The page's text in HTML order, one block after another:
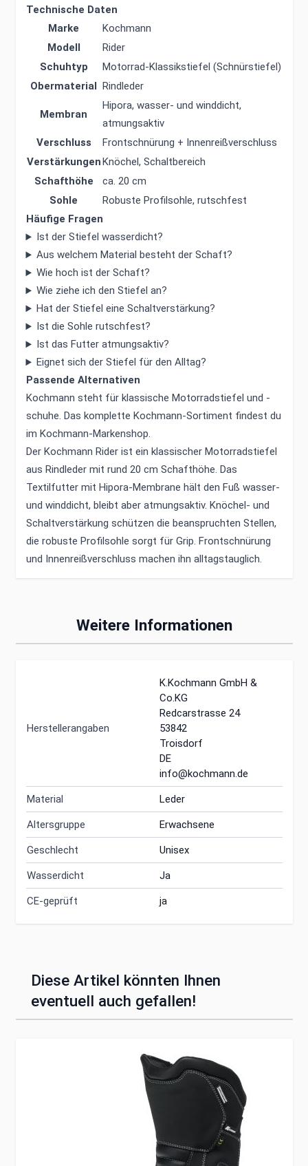
Technische Daten
Marke
Kochmann
Modell
Rider
Schuhtyp
Motorrad-Klassikstiefel (Schnürstiefel)
Obermaterial Rindleder
Membran
Hipora, wasser- und winddicht,
atmungsaktiv
Verschluss
Frontschnürung + Innenreißverschluss
VerstärkungenKnöchel, Schaltbereich
Schafthöhe
ca. 20 cm
Sohle
Robuste Profilsohle, rutschfest
Häufige Fragen
Ist der Stiefel wasserdicht?
Aus welchem Material besteht der Schaft?
Wie hoch ist der Schaft?
Wie ziehe ich den Stiefel an?
Hat der Stiefel eine Schaltverstärkung?
Ist die Sohle rutschfest?
Ist das Futter atmungsaktiv?
Eignet sich der Stiefel für den Alltag?
Passende Alternativen
Kochmann steht für klassische Motorradstiefel und -
schuhe. Das komplette Kochmann-Sortiment findest du
im Kochmann-Markenshop.
Der Kochmann Rider ist ein klassischer Motorradstiefel
aus Rindleder mit rund 20 cm Schafthöhe. Das
Textilfutter mit Hipora-Membrane hält den Fuß wasser-
und winddicht, bleibt aber atmungsaktiv. Knöchel- und
Schaltverstärkung schützen die beanspruchten Stellen,
die robuste Profilsohle sorgt für Grip. Frontschnürung
und Innenreißverschluss machen ihn alltagstauglich.
Weitere Informationen
Herstellerangaben
K.Kochmann GmbH &
Co.KG
Redcarstrasse 24
53842
Troisdorf
DE
info@kochmann.de
Material Leder
Altersgruppe Erwachsene
Geschlecht Unisex
Wasserdicht Ja
CE-geprüft ja
Diese Artikel könnten Ihnen
eventuell auch gefallen!